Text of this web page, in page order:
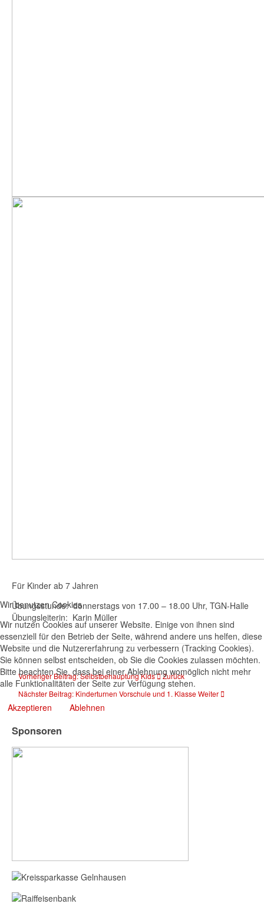
Für Kinder ab 7 Jahren
Übungsstunde: donnerstags von 17.00 – 18.00 Uhr, TGN-Halle
Übungsleiterin: Karin Müller
Vorheriger Beitrag: Selbstbehauptung Kids Zurück
Nächster Beitrag: Kinderturnen Vorschule und 1. KlasseWeiter
Sponsoren
Wir benutzen Cookies
Wir nutzen Cookies auf unserer Website. Einige von ihnen sind
essenziell für den Betrieb der Seite, während andere uns helfen, diese
Website und die Nutzererfahrung zu verbessern (Tracking Cookies).
Sie können selbst entscheiden, ob Sie die Cookies zulassen möchten.
Bitte beachten Sie, dass bei einer Ablehnung womöglich nicht mehr
alle Funktionalitäten der Seite zur Verfügung stehen.
Akzeptieren Ablehnen